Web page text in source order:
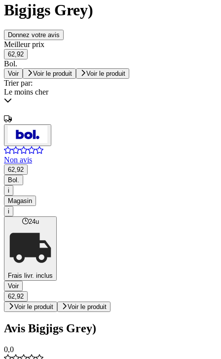
Bigjigs Grey)
Donnez votre avis
Meilleur prix
62,92
Bol.
Voir Voir le produit Voir le produit
Trier par:
Le moins cher
Non avis
62,92
Bol.
i
Magasin
i
24u
Frais livr. inclus
Voir
62,92
Voir le produit
Voir le produit
Avis Bigjigs Grey)
0,0